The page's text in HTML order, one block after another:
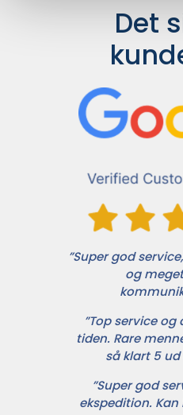
Det
”Super god
og
”Top service
tiden. Rare
så klart 5 ud
”Super god
ekspedition.